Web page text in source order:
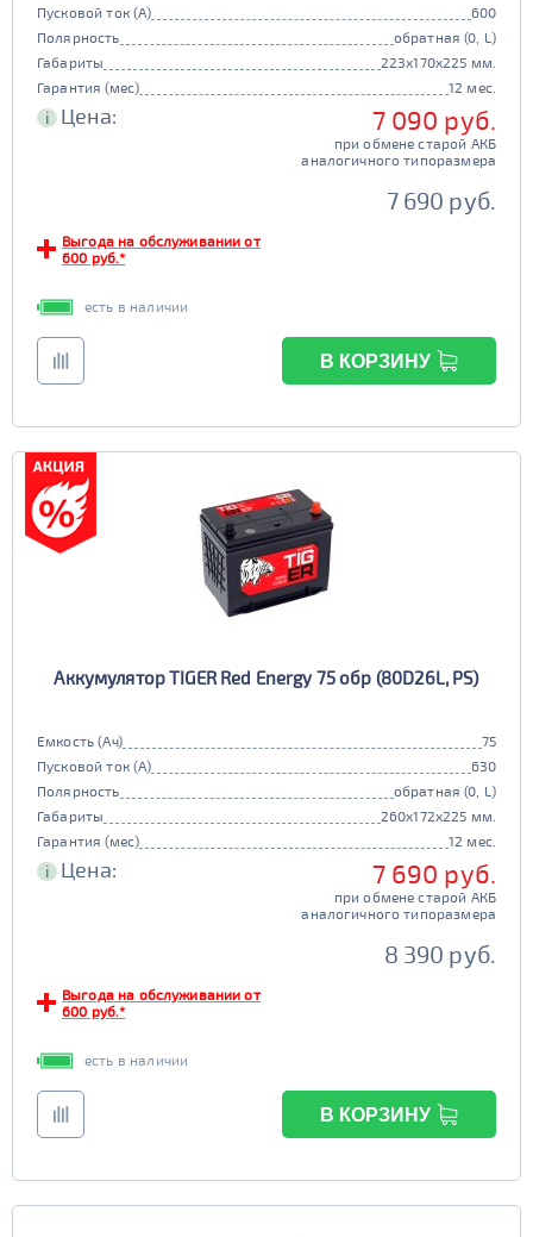
Пусковой ток (А)
600
Полярность
обратная (0, L)
Габариты
223x170x225 мм.
Гарантия (мес)
12 мес.
i Цена: 7 090 руб.
при обмене старой АКБ
аналогичного типоразмера
7 690 руб.
Выгода на обслуживании от
600 руб.*
есть в наличии
В КОРЗИНУ
Аккумулятор TIGER Red Energy 75 обр (80D26L, PS)
Емкость (Ач)
75
Пусковой ток (А)
630
Полярность
обратная (0, L)
Габариты
260x172x225 мм.
Гарантия (мес)
12 мес.
i Цена: 7 690 руб.
при обмене старой АКБ
аналогичного типоразмера
8 390 руб.
Выгода на обслуживании от
600 руб.*
есть в наличии
В КОРЗИНУ